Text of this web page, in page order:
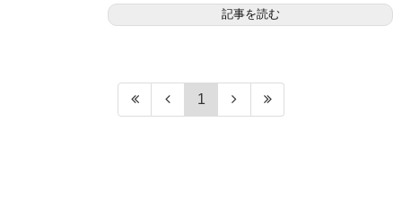
記事を読む
1